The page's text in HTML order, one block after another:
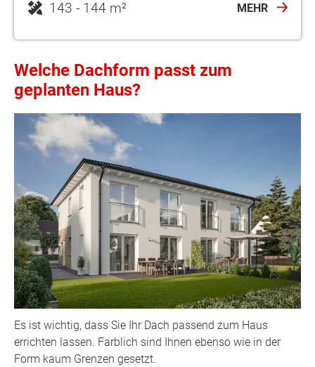
143 - 144 m² MEHR
Welche Dachform passt zum
geplanten Haus?
Es ist wichtig, dass Sie Ihr Dach passend zum Haus
errichten lassen. Farblich sind Ihnen ebenso wie in der
Form kaum Grenzen gesetzt.